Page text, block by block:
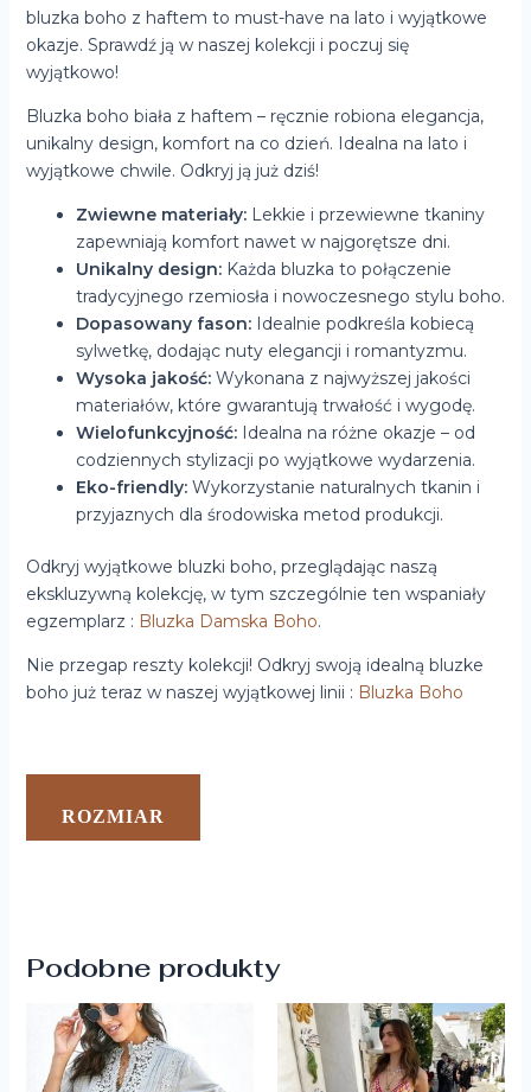
bluzka boho z haftem to must-have na lato i wyjątkowe
okazje. Sprawdź ją w naszej kolekcji i poczuj się
wyjątkowo!
Bluzka boho biała z haftem – ręcznie robiona elegancja,
unikalny design, komfort na co dzień. Idealna na lato i
wyjątkowe chwile. Odkryj ją już dziś!
Zwiewne materiały:Lekkie i przewiewne tkaniny
zapewniają komfort nawet w najgorętsze dni.
Unikalny design:Każda bluzka to połączenie
tradycyjnego rzemiosła i nowoczesnego stylu boho.
Dopasowany fason:Idealnie podkreśla kobiecą
sylwetkę, dodając nuty elegancji i romantyzmu.
Wysoka jakość:Wykonana z najwyższej jakości
materiałów, które gwarantują trwałość i wygodę.
Wielofunkcyjność:Idealna na różne okazje – od
codziennych stylizacji po wyjątkowe wydarzenia.
Eko-friendly:Wykorzystanie naturalnych tkanin i
przyjaznych dla środowiska metod produkcji.
Odkryj wyjątkowe bluzki boho, przeglądając naszą
ekskluzywną kolekcję, w tym szczególnie ten wspaniały
egzemplarz : Bluzka Damska Boho.
Nie przegap reszty kolekcji! Odkryj swoją idealną bluzke
boho już teraz w naszej wyjątkowej linii : Bluzka Boho
ROZMIAR
Podobne produkty